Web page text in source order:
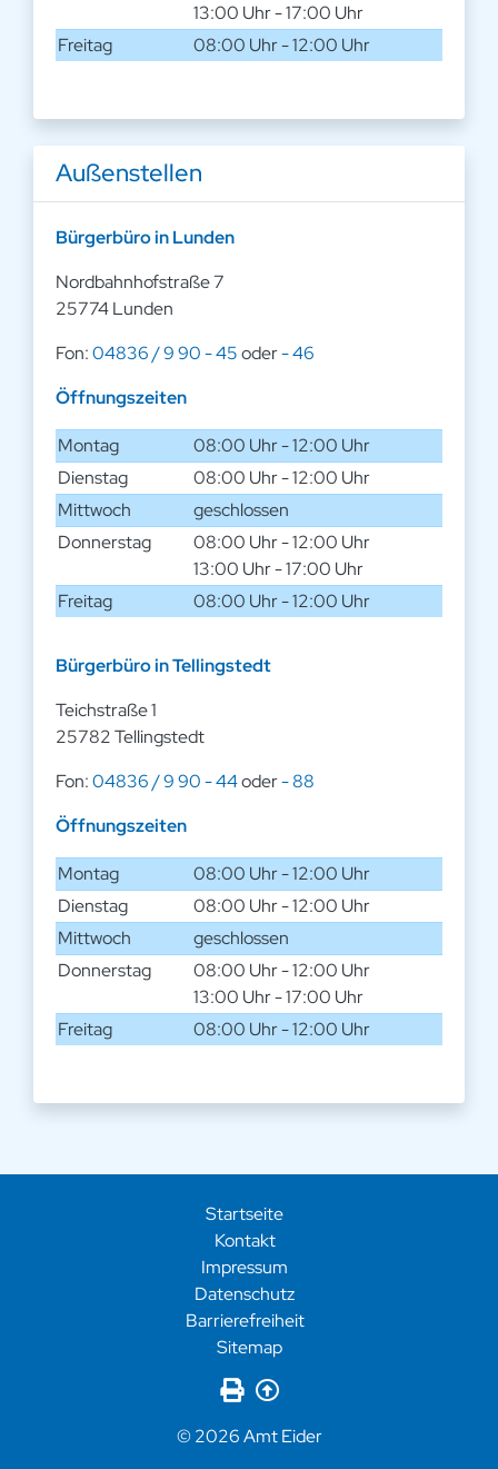
13:00 Uhr - 17:00 Uhr
Freitag
08:00 Uhr - 12:00 Uhr
Außenstellen
Bürgerbüro in Lunden
Nordbahnhofstraße 7
25774 Lunden
Fon:04836 / 9 90 - 45oder- 46
Öffnungszeiten
Montag
08:00 Uhr - 12:00 Uhr
Dienstag
08:00 Uhr - 12:00 Uhr
Mittwoch
geschlossen
Donnerstag
08:00 Uhr - 12:00 Uhr
13:00 Uhr - 17:00 Uhr
Freitag
08:00 Uhr - 12:00 Uhr
Bürgerbüro in Tellingstedt
Teichstraße 1
25782 Tellingstedt
Fon:04836 / 9 90 - 44oder- 88
Öffnungszeiten
Montag
08:00 Uhr - 12:00 Uhr
Dienstag
08:00 Uhr - 12:00 Uhr
Mittwoch
geschlossen
Donnerstag
08:00 Uhr - 12:00 Uhr
13:00 Uhr - 17:00 Uhr
Freitag
08:00 Uhr - 12:00 Uhr
© 2026 Amt Eider
Startseite
Kontakt
Impressum
Datenschutz
Barrierefreiheit
Sitemap
Seite drucken
Zurück nach oben